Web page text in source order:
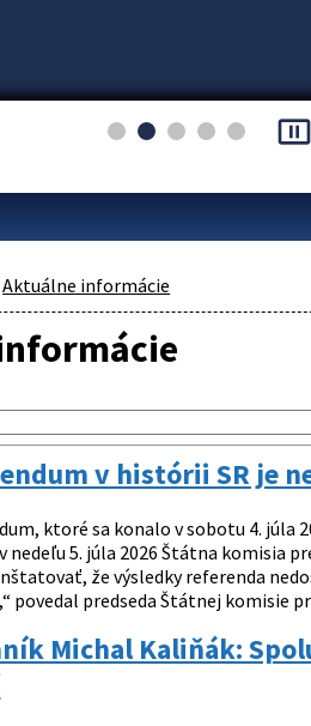
pause_presentation
Aktuálne informácie
v histórii SR je
ktoré sa konalo v sobotu 4. júla
nedeľu 5. júla 2026 Štátna komisia
že výsledky referenda
povedal predseda Štátnej komisie
Michal Kaliňák: